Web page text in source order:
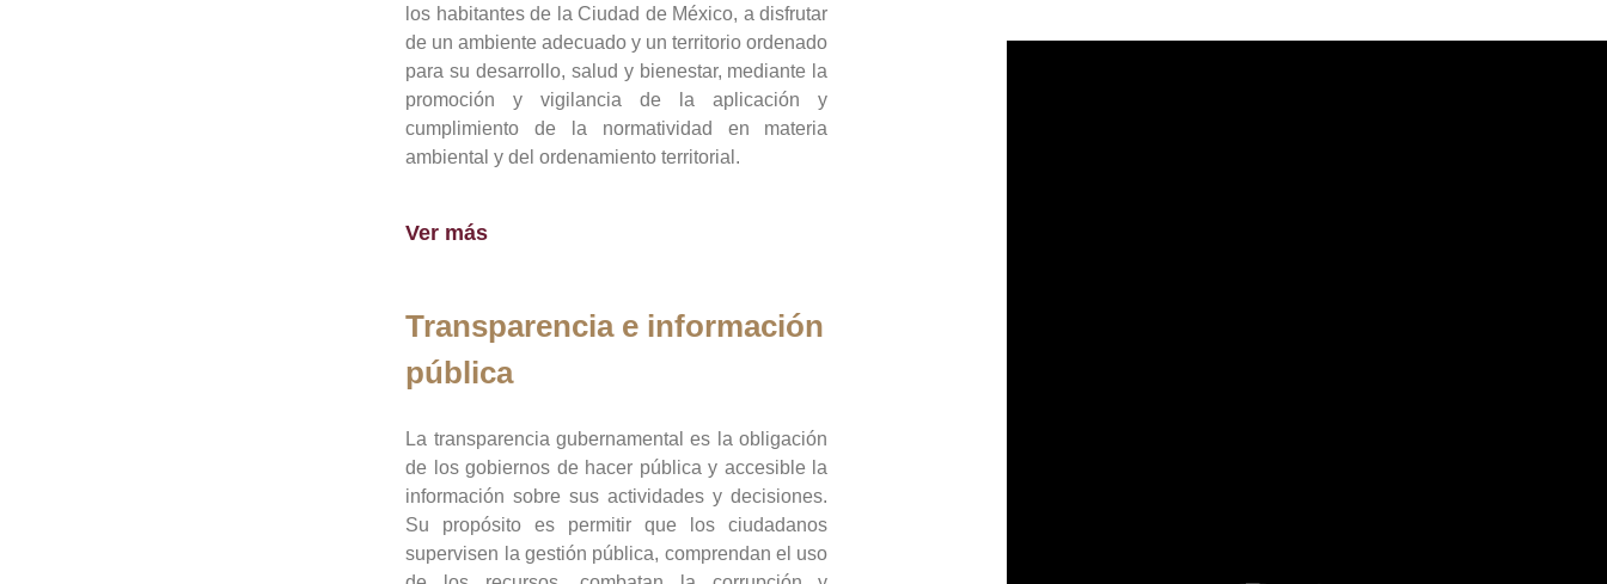
los habitantes de la Ciudad de México, a disfrutar
de un ambiente adecuado y un territorio ordenado
para su desarrollo, salud y bienestar, mediante la
promoción y vigilancia de la aplicación y
cumplimiento de la normatividad en materia
ambiental y del ordenamiento territorial.
Ver más
Transparencia e información
pública
La transparencia gubernamental es la obligación
de los gobiernos de hacer pública y accesible la
información sobre sus actividades y decisiones.
Su propósito es permitir que los ciudadanos
supervisen la gestión pública, comprendan el uso